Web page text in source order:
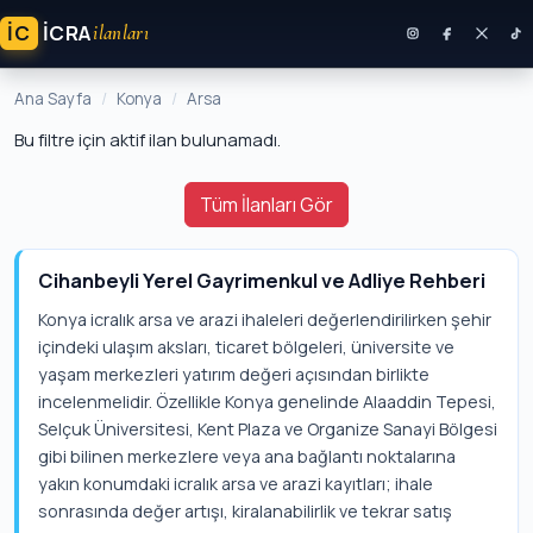
İC ICRAilanları
Ana Sayfa Konya Arsa
Bu filtre için aktif ilan bulunamadı.
Tüm İlanları Gör
Cihanbeyli Yerel Gayrimenkul ve Adliye Rehberi
Konya icralık arsa ve arazi ihaleleri değerlendirilirken şehir
içindeki ulaşım aksları, ticaret bölgeleri, üniversite ve
yaşam merkezleri yatırım değeri açısından birlikte
incelenmelidir. Özellikle Konya genelinde Alaaddin Tepesi,
Selçuk Üniversitesi, Kent Plaza ve Organize Sanayi Bölgesi
gibi bilinen merkezlere veya ana bağlantı noktalarına
yakın konumdaki icralık arsa ve arazi kayıtları; ihale
sonrasında değer artışı, kiralanabilirlik ve tekrar satış